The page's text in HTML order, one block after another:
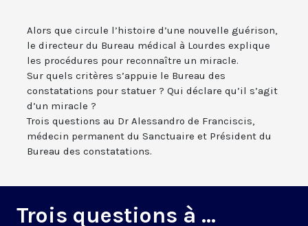
Alors que circule l’histoire d’une nouvelle guérison,
le directeur du Bureau médical à Lourdes explique
les procédures pour reconnaître un miracle.
Sur quels critères s’appuie le Bureau des
constatations pour statuer ? Qui déclare qu’il s’agit
d’un miracle ?
Trois questions au Dr Alessandro de Franciscis,
médecin permanent du Sanctuaire et Président du
Bureau des constatations.
Trois questions à ...